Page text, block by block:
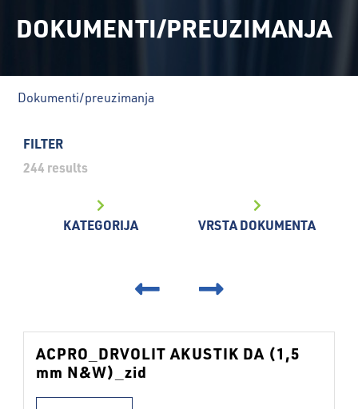
DOKUMENTI/PREUZIMANJA
Dokumenti/preuzimanja
FILTER
244 results
KATEGORIJA VRSTA DOKUMENTA
ACPRO_DRVOLIT AKUSTIK DA (1,5
mm N&W)_zid